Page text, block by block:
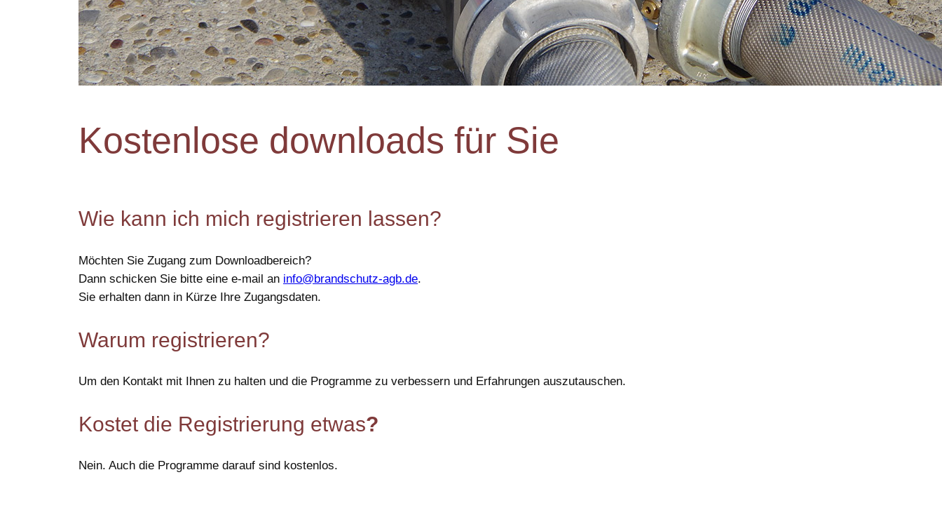
Kostenlose downloads für Sie
Wie kann ich mich registrieren lassen?
Möchten Sie Zugang zum Downloadbereich?
Dann schicken Sie bitte eine e-mail an info@brandschutz-agb.de.
Sie erhalten dann in Kürze Ihre Zugangsdaten.
Warum registrieren?
Um den Kontakt mit Ihnen zu halten und die Programme zu verbessern und Erfahrungen auszutauschen.
Kostet die Registrierung etwas?
Nein. Auch die Programme darauf sind kostenlos.